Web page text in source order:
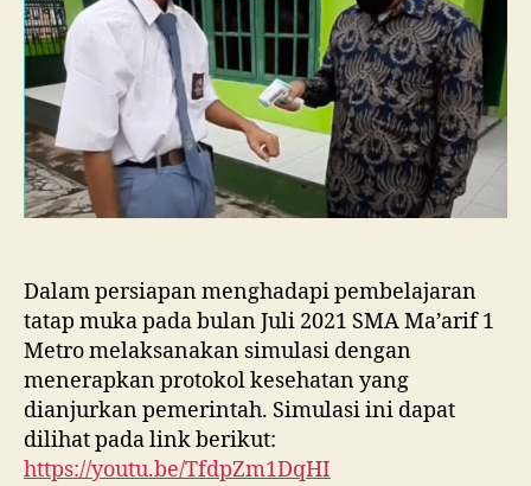
Covid-
19
Dalam persiapan menghadapi pembelajaran
tatap muka pada bulan Juli 2021 SMA Ma’arif 1
Metro melaksanakan simulasi dengan
menerapkan protokol kesehatan yang
dianjurkan pemerintah. Simulasi ini dapat
dilihat pada link berikut:
https://youtu.be/TfdpZm1DqHI